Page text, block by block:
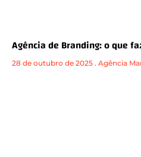
Agência de Branding: o que
28 de outubro de 2025 . Agência